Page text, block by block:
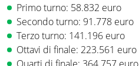
Primo turno: 58.832 euro
Secondo turno: 91.778 euro
Terzo turno: 141.196 euro
Ottavi di finale: 223.561 euro